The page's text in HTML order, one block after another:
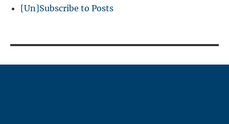
[Un]Subscribe to Posts